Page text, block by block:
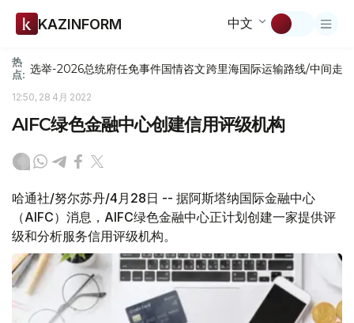
KAZINFORM 中文
热
点: 选举-2026总统府任免事件国情咨文跨里海国际运输路线/中间走廊
12:50, 28 4月 2022
AIFC绿色金融中心创建信用评级机构
哈通社/努尔苏丹/4月28日 -- 据阿斯塔纳国际金融中心
（AIFC）消息，AIFC绿色金融中心正计划创建一家提供评
级和分析服务信用评级机构。